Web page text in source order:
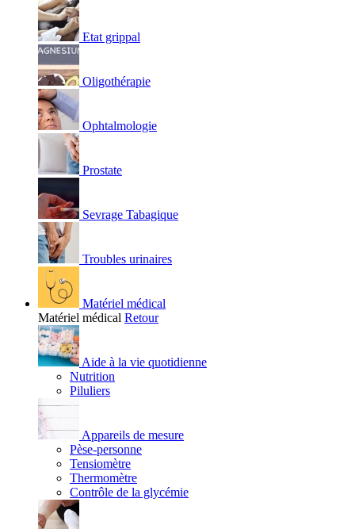
Etat grippal
Oligothérapie
Ophtalmologie
Prostate
Sevrage Tabagique
Troubles urinaires
Matériel médical
Matériel médical Retour
Aide à la vie quotidienne
Nutrition
Piluliers
Appareils de mesure
Pèse-personne
Tensiomètre
Thermomètre
Contrôle de la glycémie